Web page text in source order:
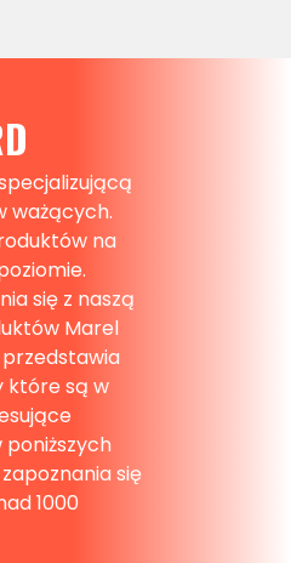
ważących.
na
się z naszą
Marel
które są w
poniższych
się
1000